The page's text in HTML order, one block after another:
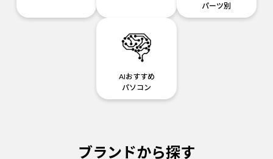
パーツ別
AIおすすめ
パソコン
ブランドから探す